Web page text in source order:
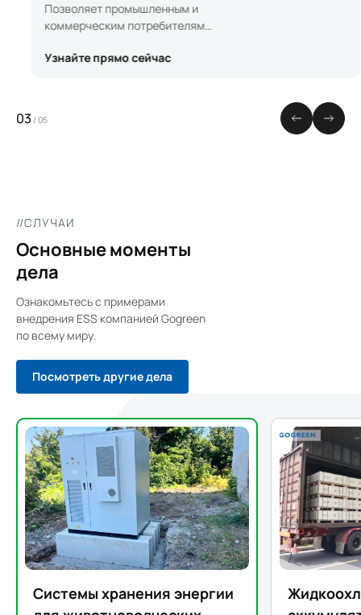
Позволяет промышленным и
коммерческим потребителям
потребление и оптимизировать
нагрузок.
Узнайте прямо сейчас
03 /05
//СЛУЧАИ
Основные моменты
дела
Ознакомьтесь с примерами
внедрения ESS компанией Gogreen
по всему миру.
Посмотреть другие дела
Системы хранения энергии